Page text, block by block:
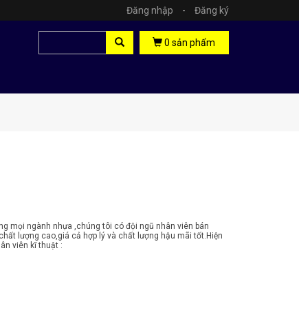
Đăng nhập - Đăng ký
0 sản phẩm
mọi ngành nhựa ,chúng tôi có đội ngũ nhân viên bán
lượng cao,giá cả hợp lý và chất lượng hậu mãi tốt.Hiện
viên kĩ thuật :